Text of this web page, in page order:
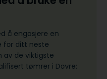
å engasjere en
for ditt neste
av de viktigste
tømrer i Dovre: